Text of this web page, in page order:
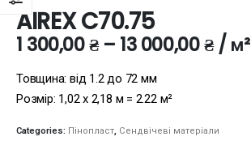
AIREX C70.75
1 300,00₴– 13 000,00₴/ м²
Товщина: від 1.2 до 72 мм
Розмір: 1,02 х 2,18 м = 2.22 м²
Categories: Пінопласт, Сендвічеві матеріали